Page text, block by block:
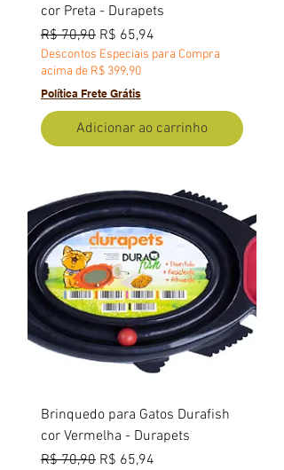
cor Preta - Durapets
Preço normal
R$ 70,90 Preço promocional
R$ 65,94
Descontos Especiais para Compra
acima de R$ 399,90
Política Frete Grátis
Adicionar ao carrinho
Brinquedo para Gatos Durafish
cor Vermelha - Durapets
Preço normal
R$ 70,90 Preço promocional
R$ 65,94